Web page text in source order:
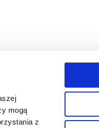
mogą
z